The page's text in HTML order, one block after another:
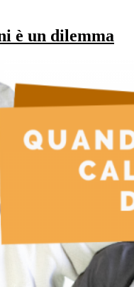
è un dilemma